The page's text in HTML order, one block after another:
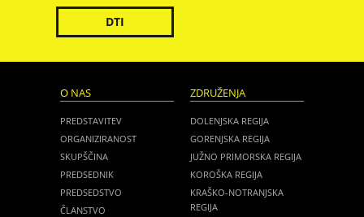
DTI
O NAS
PREDSTAVITEV
ORGANIZIRANOST
SKUPŠČINA
PREDSEDNIK
PREDSEDSTVO
ČLANSTVO
ZDRUŽENJA
DOLENJSKA REGIJA
GORENJSKA REGIJA
JUŽNO PRIMORSKA REGIJA
KOROŠKA REGIJA
KRAŠKO-NOTRANJSKA
REGIJA